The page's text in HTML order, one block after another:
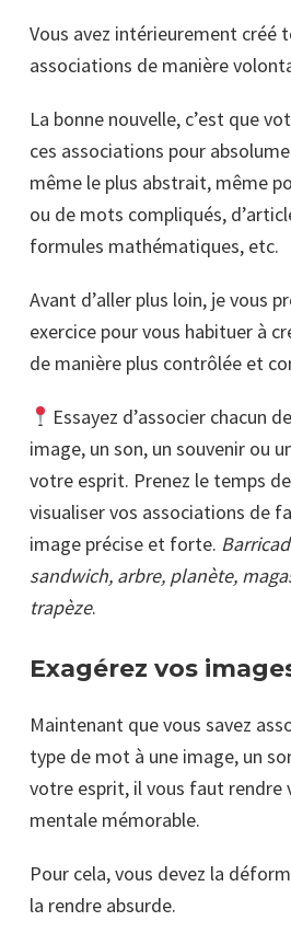
Vous avez intérieurement créé
associations de manière
La bonne nouvelle, c’est que
ces associations pour
même le plus abstrait, même
ou de mots compliqués,
formules mathématiques, etc.
Avant d’aller plus loin, je vous
exercice pour vous habituer à
de manière plus contrôlée et
Essayez d’associer chacun
image, un son, un souvenir ou
votre esprit. Prenez le temps
visualiser vos associations de
image précise et forte.
sandwich, arbre, planète,
trapèze.
Exagérez vos
Maintenant que vous savez
type de mot à une image, un
votre esprit, il vous faut rendre
mentale mémorable.
Pour cela, vous devez la
la rendre absurde.